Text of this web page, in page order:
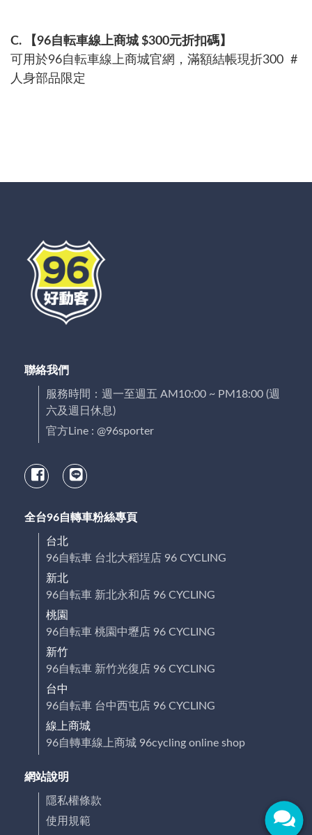
C. 【96自転車線上商城 $300元折扣碼】
可用於96自転車線上商城官網，滿額結帳現折300 #
人身部品限定
聯絡我們
服務時間：週一至週五 AM10:00 ~ PM18:00 (週
六及週日休息)
官方Line : @96sporter
全台96自轉車粉絲專頁
台北
96自転車 台北大稻埕店 96 CYCLING
新北
96自転車 新北永和店 96 CYCLING
桃園
96自転車 桃園中壢店 96 CYCLING
新竹
96自転車 新竹光復店 96 CYCLING
台中
96自転車 台中西屯店 96 CYCLING
線上商城
96自轉車線上商城 96cycling online shop
網站說明
隱私權條款
使用規範